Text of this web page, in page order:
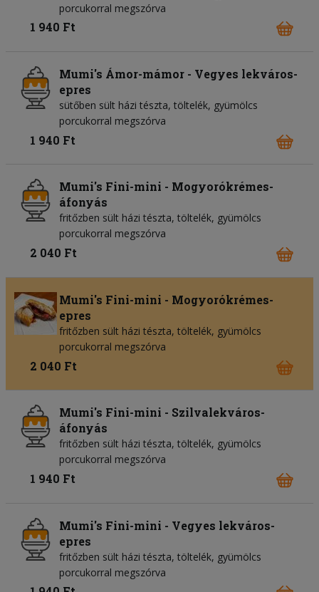
porcukorral megszórva
1 940 Ft
Mumi's Ámor-mámor - Vegyes lekváros-
epres
sütőben sült házi tészta, töltelék, gyümölcs
porcukorral megszórva
1 940 Ft
Mumi's Fini-mini - Mogyorókrémes-
áfonyás
fritőzben sült házi tészta, töltelék, gyümölcs
porcukorral megszórva
2 040 Ft
Mumi's Fini-mini - Mogyorókrémes-
epres
fritőzben sült házi tészta, töltelék, gyümölcs
porcukorral megszórva
2 040 Ft
Mumi's Fini-mini - Szilvalekváros-
áfonyás
fritőzben sült házi tészta, töltelék, gyümölcs
porcukorral megszórva
1 940 Ft
Mumi's Fini-mini - Vegyes lekváros-
epres
fritőzben sült házi tészta, töltelék, gyümölcs
porcukorral megszórva